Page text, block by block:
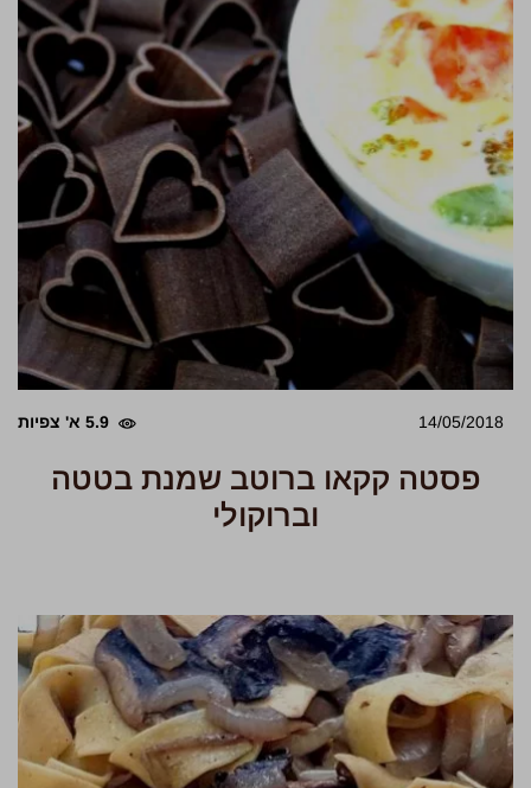
14/05/2018 5.9 א' צפיות
פסטה קקאו ברוטב שמנת בטטה
וברוקולי